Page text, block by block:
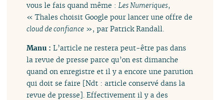
vous le fais quand même :Les Numeriques,
« Thales choisit Google pour lancer une offre de
cloud de confiance », par Patrick Randall.
Manu :L’article ne restera peut-être pas dans
la revue de presse parce qu’on est dimanche
quand on enregistre et il y a encore une parution
qui doit se faire [Ndt : article conservé dans la
revue de presse]. Effectivement il y a des